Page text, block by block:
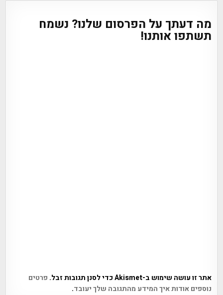
מה דעתך על הפרסום שלנו? נשמח
תשתפו אותנו!
אתר זו עושה שימוש ב-Akismet כדי לסנן תגובות זבל.
פרטים
נוספים אודות איך המידע מהתגובה שלך יעובד.